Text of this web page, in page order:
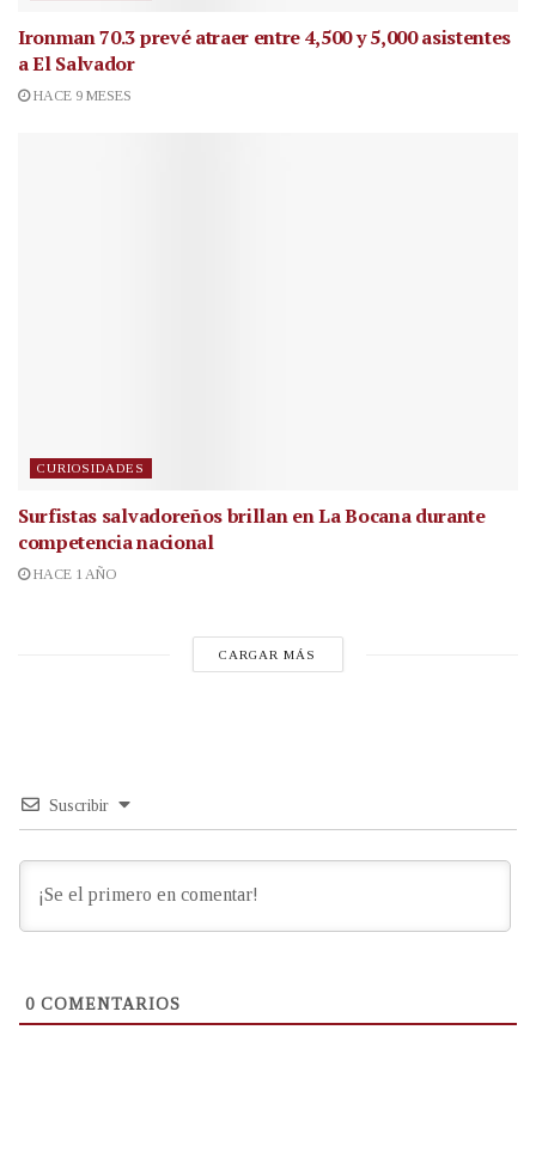
Ironman 70.3 prevé atraer entre 4,500 y 5,000 asistentes
a El Salvador
HACE 9 MESES
CURIOSIDADES
Surfistas salvadoreños brillan en La Bocana durante
competencia nacional
HACE 1 AÑO
CARGAR MÁS
Suscribir
0 COMENTARIOS